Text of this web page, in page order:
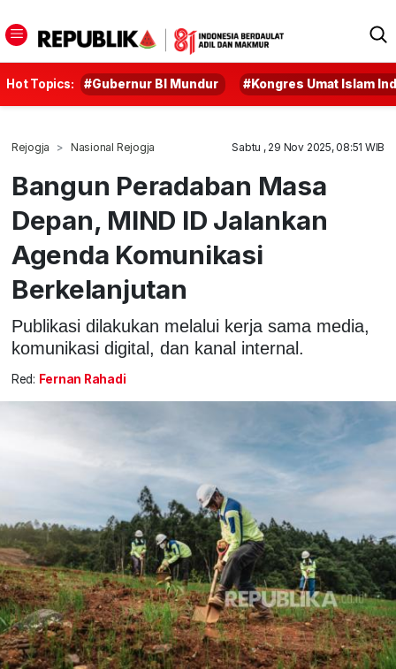
Hot Topics: #Gubernur BI Mundur #Kongres Umat Islam
Rejogja Nasional Rejogja Sabtu , 29 Nov 2025, 08:51 WIB
Bangun Peradaban Masa
Depan, MIND ID Jalankan
Agenda Komunikasi
Berkelanjutan
Publikasi dilakukan melalui kerja sama media,
komunikasi digital, dan kanal internal.
Red: Fernan Rahadi